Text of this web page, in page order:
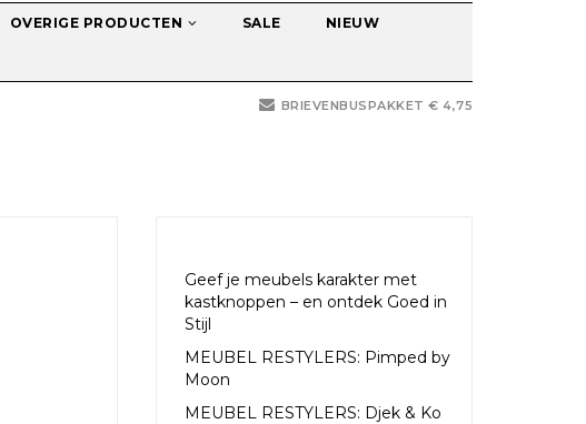
OVERIGE PRODUCTEN SALE NIEUW
BRIEVENBUSPAKKET € 4,75
Geef je meubels karakter met
kastknoppen – en ontdek Goed in
Stijl
MEUBEL RESTYLERS: Pimped by
Moon
MEUBEL RESTYLERS: Djek & Ko